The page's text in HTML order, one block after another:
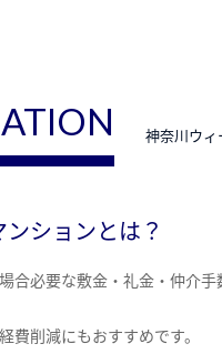
神奈川ウ
ションとは？
合必要な敷金・礼金・仲介手
費削減にもおすすめです。